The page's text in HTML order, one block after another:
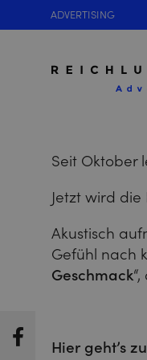
ADVERTISING
Seit Oktober
Jetzt wird
Akustisch
Gefühl nach
Geschmack
Hier geht’s